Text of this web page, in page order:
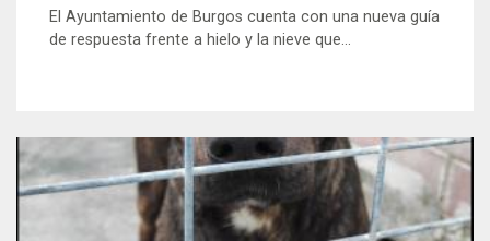
El Ayuntamiento de Burgos cuenta con una nueva guía
de respuesta frente a hielo y la nieve que...